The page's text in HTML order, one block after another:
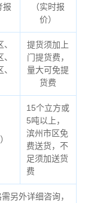
报
（实时报
价）
提货须加上
门提货费，
量大可免提
货费
15个立方或
5吨以上，
滨州市区免
费送货，不
足须加送货
费
另外详细咨询，